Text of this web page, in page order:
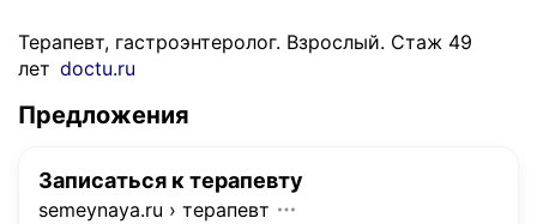
Терапевт, гастроэнтеролог. Взрослый. Стаж 49
лет doctu.ru
Предложения
Записаться к терапевту
semeynaya.ru › терапевт